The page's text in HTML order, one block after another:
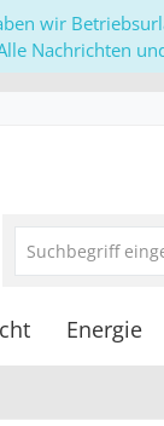
wir
Nachrichten
Energie